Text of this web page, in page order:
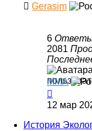
Gerasim
6
2081
MMA
12 мар
История